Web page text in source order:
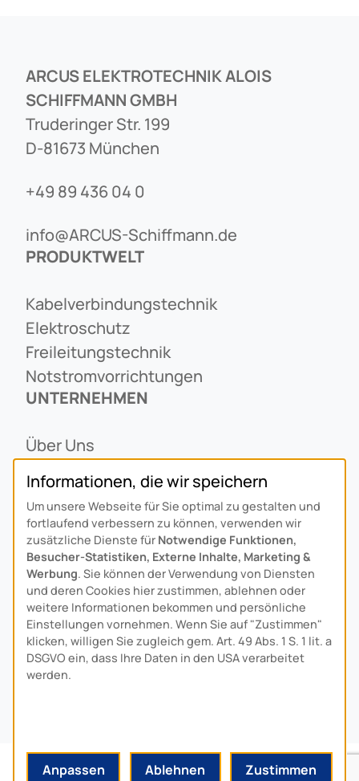
ARCUS ELEKTROTECHNIK ALOIS
SCHIFFMANN GMBH
Truderinger Str. 199
D-81673 München
+49 89 436 04 0
info@ARCUS-Schiffmann.de
PRODUKTWELT
Kabelverbindungstechnik
Elektroschutz
Freileitungstechnik
Notstromvorrichtungen
UNTERNEHMEN
Über Uns
Alois Schiffmann Stiftung
Allgemeine Lieferbedingungen
Arcus Niederlande: Bedrijfsgegevens
KONTAKT
Anfahrt
Kontaktformular
Kundenservice
Download-Center
© 2024 MADE BY -MEDIA
Informationen, die wir speichern
Um unsere Webseite für Sie optimal zu gestalten und
fortlaufend verbessern zu können, verwenden wir
zusätzliche Dienste für Notwendige Funktionen,
Besucher-Statistiken, Externe Inhalte, Marketing &
Werbung. Sie können der Verwendung von Diensten
und deren Cookies hier zustimmen, ablehnen oder
weitere Informationen bekommen und persönliche
Einstellungen vornehmen. Wenn Sie auf "Zustimmen"
klicken, willigen Sie zugleich gem. Art. 49 Abs. 1 S. 1 lit. a
DSGVO ein, dass Ihre Daten in den USA verarbeitet
werden.
Anpassen Ablehnen Zustimmen